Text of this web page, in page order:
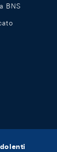
BNS